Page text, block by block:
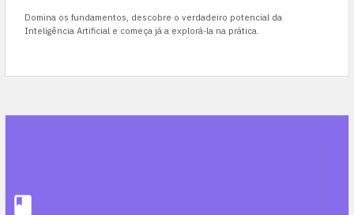
Domina os fundamentos, descobre o verdadeiro potencial da
Inteligência Artificial e começa já a explorá-la na prática.